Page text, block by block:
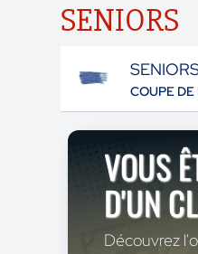
SENIORS
COUPE DE
VOUS
D'UN
Découvrez